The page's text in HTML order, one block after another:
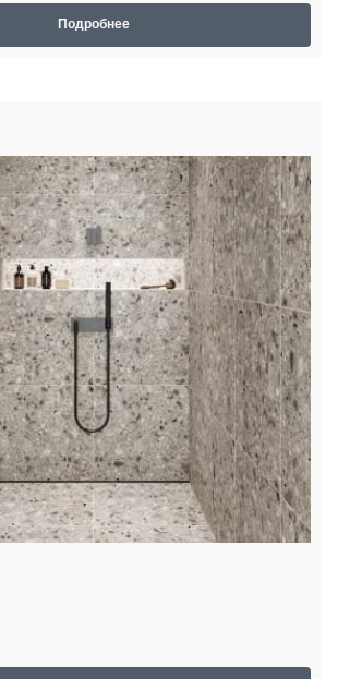
Подробнее